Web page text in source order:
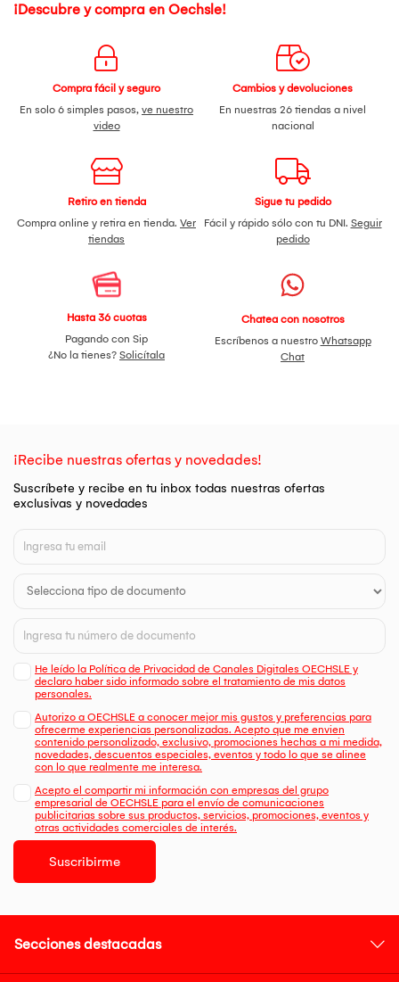
soporte técnico más cercano a su domicilio o poder
comprobante de compra NOTA: La marca no da garantía de
accesorios, así como parlantes, controles, cable, cuchillas,
TERMOS, por mala manipulación, daños externos
ocasionado por golpes o caídas, hélices del ventilador por
mal armado, ETC.
¡Descubre y compra en Oechsle!
Compra fácil y seguro
En solo 6 simples pasos, ve nuestro
video
Cambios y devoluciones
En nuestras 26 tiendas a nivel
nacional
Retiro en tienda
Compra online y retira en tienda. Ver
tiendas
Sigue tu pedido
Fácil y rápido sólo con tu DNI. Seguir
pedido
Hasta 36 cuotas
Pagando con Sip
¿No la tienes? Solicítala
Chatea con nosotros
Escríbenos a nuestro Whatsapp
Chat
¡Recibe nuestras ofertas y novedades!
Suscríbete y recibe en tu inbox todas nuestras ofertas
exclusivas y novedades
He leído la Política de Privacidad de Canales Digitales OECHSLE y
declaro haber sido informado sobre el tratamiento de mis datos
personales.
Autorizo a OECHSLE a conocer mejor mis gustos y preferencias para
ofrecerme experiencias personalizadas. Acepto que me envien
contenido personalizado, exclusivo, promociones hechas a mi medida,
novedades, descuentos especiales, eventos y todo lo que se alinee
con lo que realmente me interesa.
Acepto el compartir mi información con empresas del grupo
empresarial de OECHSLE para el envío de comunicaciones
publicitarias sobre sus productos, servicios, promociones, eventos y
otras actividades comerciales de interés.
Suscribirme
Secciones destacadas